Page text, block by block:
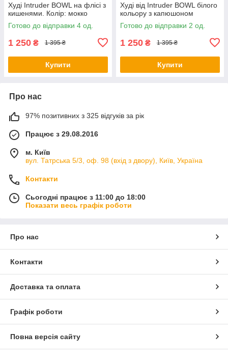
Худі Intruder BOWL на флісі з
кишенями. Колір: мокко
Готово до відправки 4 од.
1 250 ₴ 1 395 ₴
Купити
Худі від Intruder BOWL білого
кольору з капюшоном
Готово до відправки 2 од.
1 250 ₴ 1 395 ₴
Купити
Про нас
97% позитивних з 325 відгуків за рік
Працює з 29.08.2016
м. Київ
вул. Татрська 5/3, оф. 98 (вхід з двору), Київ, Україна
Контакти
Сьогодні працює з 11:00 до 18:00
Показати весь графік роботи
Про нас
Контакти
Доставка та оплата
Графік роботи
Повна версія сайту